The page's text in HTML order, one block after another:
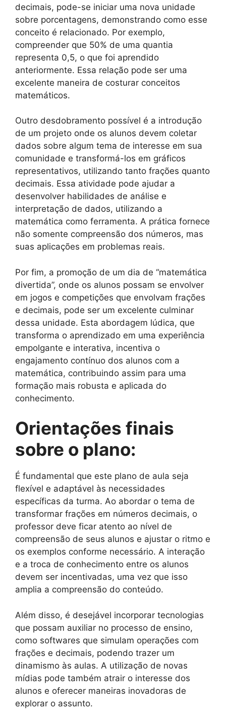
decimais, pode-se iniciar uma nova unidade
sobre porcentagens, demonstrando como esse
conceito é relacionado. Por exemplo,
compreender que 50% de uma quantia
representa 0,5, o que foi aprendido
anteriormente. Essa relação pode ser uma
excelente maneira de costurar conceitos
matemáticos.
Outro desdobramento possível é a introdução
de um projeto onde os alunos devem coletar
dados sobre algum tema de interesse em sua
comunidade e transformá-los em gráficos
representativos, utilizando tanto frações quanto
decimais. Essa atividade pode ajudar a
desenvolver habilidades de análise e
interpretação de dados, utilizando a
matemática como ferramenta. A prática fornece
não somente compreensão dos números, mas
suas aplicações em problemas reais.
Por fim, a promoção de um dia de “matemática
divertida”, onde os alunos possam se envolver
em jogos e competições que envolvam frações
e decimais, pode ser um excelente culminar
dessa unidade. Esta abordagem lúdica, que
transforma o aprendizado em uma experiência
empolgante e interativa, incentiva o
engajamento contínuo dos alunos com a
matemática, contribuindo assim para uma
formação mais robusta e aplicada do
conhecimento.
Orientações finais
sobre o plano:
É fundamental que este plano de aula seja
flexível e adaptável às necessidades
específicas da turma. Ao abordar o tema de
transformar frações em números decimais, o
professor deve ficar atento ao nível de
compreensão de seus alunos e ajustar o ritmo e
os exemplos conforme necessário. A interação
e a troca de conhecimento entre os alunos
devem ser incentivadas, uma vez que isso
amplia a compreensão do conteúdo.
Além disso, é desejável incorporar tecnologias
que possam auxiliar no processo de ensino,
como softwares que simulam operações com
frações e decimais, podendo trazer um
dinamismo às aulas. A utilização de novas
mídias pode também atrair o interesse dos
alunos e oferecer maneiras inovadoras de
explorar o assunto.